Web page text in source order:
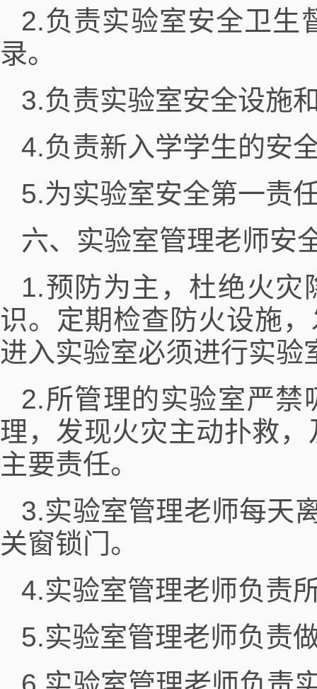
2.负责实验室安全卫生
录。
3.负责实验室安全设施
4.负责新入学学生的安
5.为实验室安全第一责
六、实验室管理老师安
1.预防为主，杜绝火
识。定期检查防火设施
进入实验室必须进行实验
2.所管理的实验室严禁
理，发现火灾主动扑救
主要责任。
3.实验室管理老师每天
关窗锁门。
4.实验室管理老师负责
5.实验室管理老师负责